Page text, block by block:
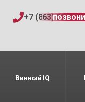
+7 (863) 206-
Винный IQ